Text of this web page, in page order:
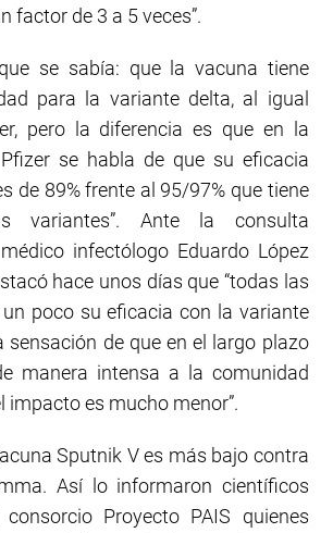
factor de 3 a 5 veces”.
se sabía: que la vacuna tiene
para la variante delta, al igual
pero la diferencia es que en la
se habla de que su eficacia
de 89% frente al 95/97% que tiene
variantes”. Ante la consulta
infectólogo Eduardo López
hace unos días que “todas las
poco su eficacia con la variante
sensación de que en el largo plazo
manera intensa a la comunidad
impacto es mucho menor”.
Sputnik V es más bajo contra
Así lo informaron científicos
Proyecto PAIS quienes